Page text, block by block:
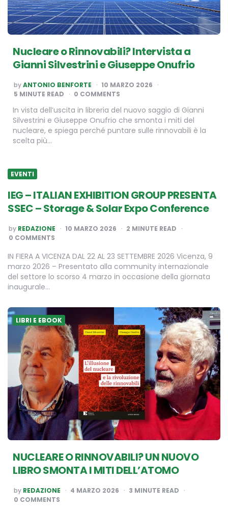
Nucleare o Rinnovabili? Intervista a
Gianni Silvestrini e Giuseppe Onufrio
POSTED
BY
byANTONIO BENFORTE
10 MARZO 2026
5 MINUTE READ 0 COMMENTS
In vista dell’uscita in libreria del nuovo saggio di Gianni
Silvestrini e Giuseppe Onufrio che smonta i miti del
nucleare, e spiega perché puntare sulle rinnovabili è la
scelta più…
EVENTI
IEG – ITALIAN EXHIBITION GROUP PRESENTA
SSEC – Storage & Solar Expo Conference
POSTED
BY
by REDAZIONE 10 MARZO 2026 2 MINUTE READ
0 COMMENTS
IN FIERA A VICENZA DAL 22 AL 23 SETTEMBRE 2026 Vicenza, 9
marzo 2026 – Presentato alla community internazionale
del settore lo scorso 4 marzo in occasione della giornata
inaugurale…
LIBRI E EBOOK
NUCLEARE O RINNOVABILI? UN NUOVO
LIBRO SMONTA I MITI DELL’ATOMO
POSTED
BY
by REDAZIONE 4 MARZO 2026 3 MINUTE READ
0 COMMENTS